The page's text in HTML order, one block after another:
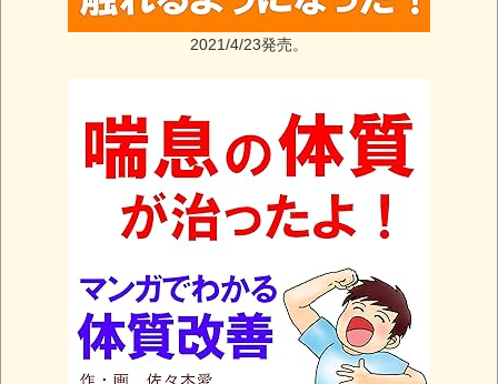
2021/4/23発売。